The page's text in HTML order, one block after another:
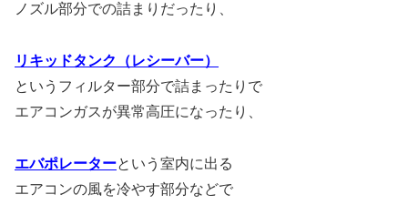
ノズル部分での詰まりだったり、
リキッドタンク（レシーバー）
というフィルター部分で詰まったりで
エアコンガスが異常高圧になったり、
エバポレーターという室内に出る
エアコンの風を冷やす部分などで